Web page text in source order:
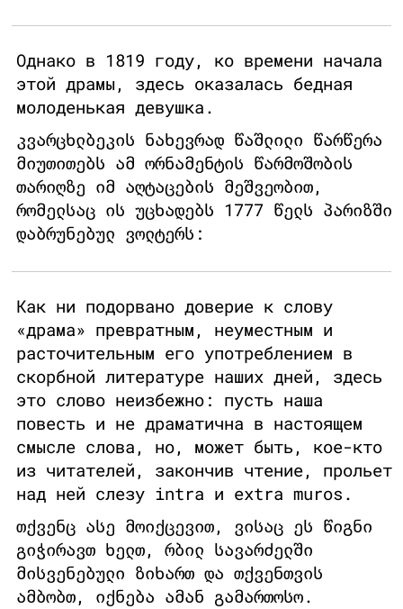
Однако в 1819 году, ко времени начала
этой драмы, здесь оказалась бедная
молоденькая девушка.
კვარცხლბეკის ნახევრად წაშლილი წარწერა
მიუთითებს ამ ორნამენტის წარმოშობის
თარიღზე იმ აღტაცების მეშვეობით,
რომელსაც ის უცხადებს 1777 წელს პარიზში
დაბრუნებულ ვოლტერს:
Как ни подорвано доверие к слову
«драма» превратным, неуместным и
расточительным его употреблением в
скорбной литературе наших дней, здесь
это слово неизбежно: пусть наша
повесть и не драматична в настоящем
смысле слова, но, может быть, кое-кто
из читателей, закончив чтение, прольет
над ней слезу intra и extra muros.
თქვენც ასე მოიქცევით, ვისაც ეს წიგნი
გიჭირავთ ხელთ, რბილ სავარძელში
მისვენებული ზიხართ და თქვენთვის
ამბობთ, იქნება ამან გამართოსო.